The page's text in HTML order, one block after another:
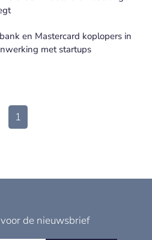
en Mastercard koplopers in
met startups
1
de nieuwsbrief